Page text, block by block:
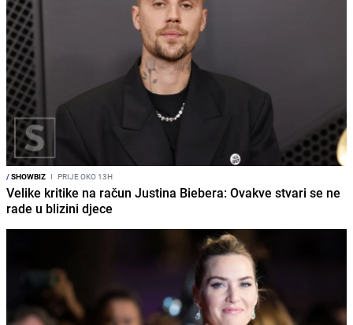
/SHOWBIZ I PRIJE OKO 13H
Velike kritike na račun Justina Biebera: Ovakve stvari se ne
rade u blizini djece